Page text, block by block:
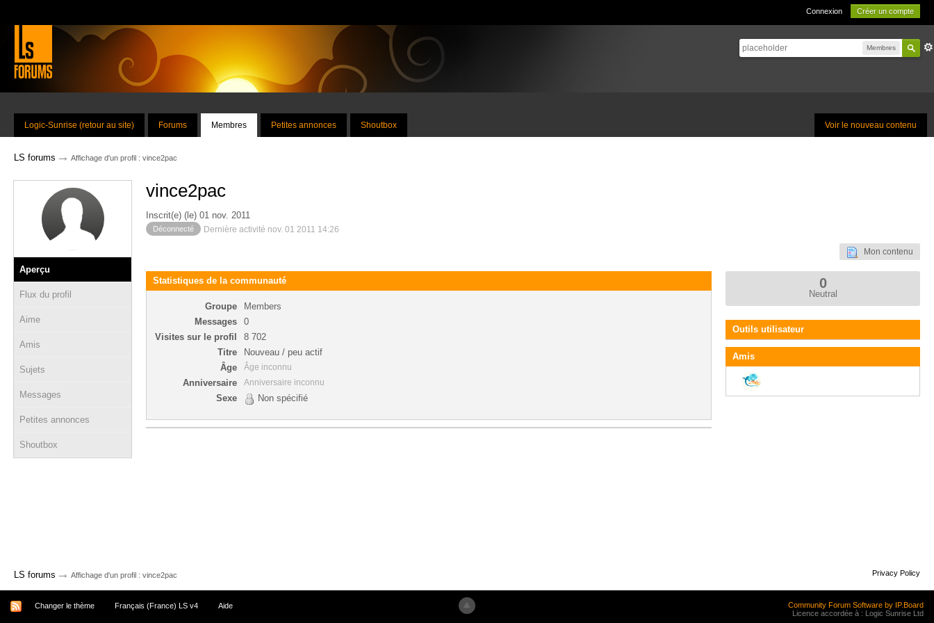
Connexion Créer un compte
Membres
Voir le nouveau contenu
Logic-Sunrise (retour au site) Forums Membres Petites annonces Shoutbox
LS forums → Affichage d'un profil : vince2pac
Aperçu
Flux du profil
Aime
Amis
Sujets
Messages
Petites annonces
Shoutbox
vince2pac
Inscrit(e) (le) 01 nov. 2011
Déconnecté Dernière activité nov. 01 2011 14:26
Mon contenu
Statistiques de la communauté
Groupe
Members
Messages
0
Visites sur le profil
8 702
Titre
Nouveau / peu actif
Âge
Âge inconnu
Anniversaire Anniversaire inconnu
Sexe Non spécifié
0
Neutral
Outils utilisateur
Amis
LS forums → Affichage d'un profil : vince2pac Privacy Policy
Changer le thème Français (France) LS v4 Aide
Community Forum Software by IP.Board
Licence accordée à : Logic Sunrise Ltd